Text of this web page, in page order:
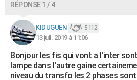
RÉPONSE 1 / 4
KIDUGUEN 5 112
13 juil. 2019 à 11:06
Bonjour les fis qui vont a l'inter
lampe dans l'autre gaine
niveau du transfo les 2 phases